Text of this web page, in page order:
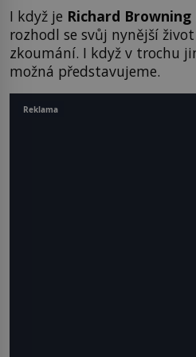
I když je Richard Browning
rozhodl se svůj nynější
zkoumání. I když v trochu
možná představujeme.
Reklama